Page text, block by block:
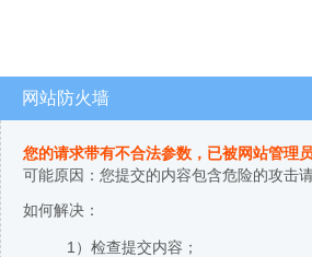
网站防火墙
您的请求带有不合法参数，已被网站管理
可能原因：您提交的内容包含危险的攻击
如何解决：
1）检查提交内容；